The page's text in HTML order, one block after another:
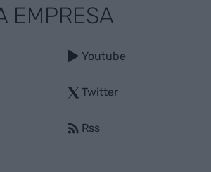
EMPRESA
Youtube
Twitter
Rss